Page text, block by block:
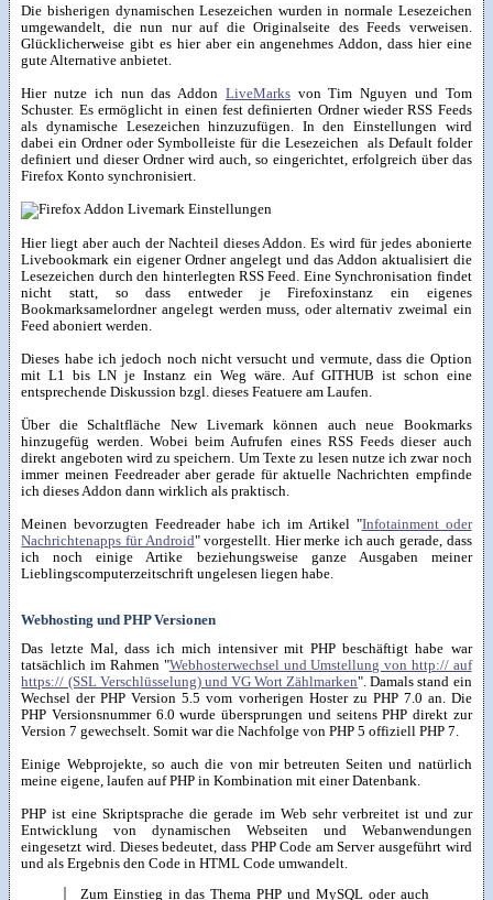
Die bisherigen dynamischen Lesezeichen wurden in normale Lesezeichen
umgewandelt, die nun nur auf die Originalseite des Feeds verweisen.
Glücklicherweise gibt es hier aber ein angenehmes Addon, dass hier eine
gute Alternative anbietet.
Hier nutze ich nun das Addon LiveMarksvon Tim Nguyen und Tom
Schuster. Es ermöglicht in einen fest definierten Ordner wieder RSS Feeds
als dynamische Lesezeichen hinzuzufügen. In den Einstellungen wird
dabei ein Ordner oder Symbolleiste für die Lesezeichen als Default folder
definiert und dieser Ordner wird auch, so eingerichtet, erfolgreich über das
Firefox Konto synchronisiert.
Hier liegt aber auch der Nachteil dieses Addon. Es wird für jedes abonierte
Livebookmark ein eigener Ordner angelegt und das Addon aktualisiert die
Lesezeichen durch den hinterlegten RSS Feed. Eine Synchronisation findet
nicht statt, so dass entweder je Firefoxinstanz ein eigenes
Bookmarksamelordner angelegt werden muss, oder alternativ zweimal ein
Feed aboniert werden.
Dieses habe ich jedoch noch nicht versucht und vermute, dass die Option
mit L1 bis LN je Instanz ein Weg wäre. Auf GITHUB ist schon eine
entsprechende Diskussion bzgl. dieses Featuere am Laufen.
Über die Schaltfläche New Livemark können auch neue Bookmarks
hinzugefüg werden. Wobei beim Aufrufen eines RSS Feeds dieser auch
direkt angeboten wird zu speichern. Um Texte zu lesen nutze ich zwar noch
immer meinen Feedreader aber gerade für aktuelle Nachrichten empfinde
ich dieses Addon dann wirklich als praktisch.
Meinen bevorzugten Feedreader habe ich im Artikel "Infotainment oder
Nachrichtenapps für Android" vorgestellt. Hier merke ich auch gerade, dass
ich noch einige Artike beziehungsweise ganze Ausgaben meiner
Lieblingscomputerzeitschrift ungelesen liegen habe.
Webhosting und PHP Versionen
Das letzte Mal, dass ich mich intensiver mit PHP beschäftigt habe war
tatsächlich im Rahmen "Webhosterwechsel und Umstellung von http:// auf
https:// (SSL Verschlüsselung) und VG Wort Zählmarken". Damals stand ein
Wechsel der PHP Version 5.5 vom vorherigen Hoster zu PHP 7.0 an. Die
PHP Versionsnummer 6.0 wurde übersprungen und seitens PHP direkt zur
Version 7 gewechselt. Somit war die Nachfolge von PHP 5 offiziell PHP 7.
Einige Webprojekte, so auch die von mir betreuten Seiten und natürlich
meine eigene, laufen auf PHP in Kombination mit einer Datenbank.
PHP ist eine Skriptsprache die gerade im Web sehr verbreitet ist und zur
Entwicklung von dynamischen Webseiten und Webanwendungen
eingesetzt wird. Dieses bedeutet, dass PHP Code am Server ausgeführt wird
und als Ergebnis den Code in HTML Code umwandelt.
Zum Einstieg in das Thema PHP und MySQL oder auch